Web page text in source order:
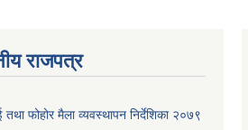
राजपत्र
फोहोर मैला व्यवस्थापन निर्देशिका २०७९